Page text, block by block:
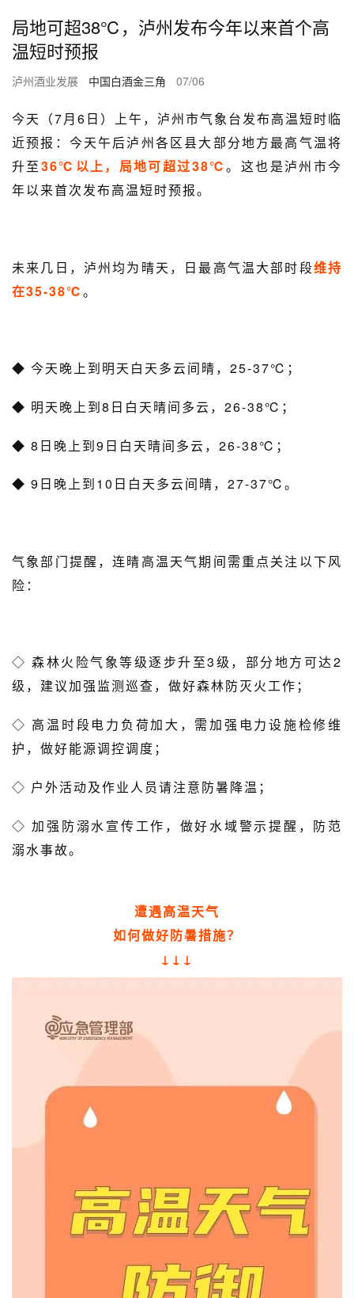
局地可超38℃，泸州发布今年以来首个高
温短时预报
泸州酒业发展 中国白酒金三角 07/06
今天（7月6日）上午，泸州市气象台发布高温短时临
近预报：今天午后泸州各区县大部分地方最高气温将
升至36℃以上，局地可超过38℃。这也是泸州市今
年以来首次发布高温短时预报。
未来几日，泸州均为晴天，日最高气温大部时段维持
在35-38℃。
◆ 今天晚上到明天白天多云间晴，25-37℃；
◆ 明天晚上到8日白天晴间多云，26-38℃；
◆ 8日晚上到9日白天晴间多云，26-38℃；
◆ 9日晚上到10日白天多云间晴，27-37℃。
气象部门提醒，连晴高温天气期间需重点关注以下风
险：
◇森林火险气象等级逐步升至3级，部分地方可达2
级，建议加强监测巡查，做好森林防灭火工作；
◇ 高温时段电力负荷加大，需加强电力设施检修维
护，做好能源调控调度；
◇ 户外活动及作业人员请注意防暑降温；
◇加强防溺水宣传工作，做好水域警示提醒，防范
溺水事故。
遭遇高温天气
如何做好防暑措施？
↓↓↓